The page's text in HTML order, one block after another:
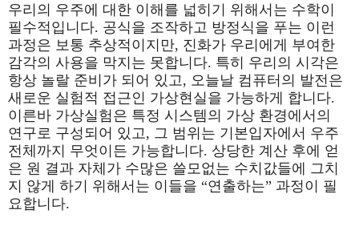
우리의 우주에 대한 이해를 넓히기 위해서는 수학이
필수적입니다. 공식을 조작하고 방정식을 푸는 이런
과정은 보통 추상적이지만, 진화가 우리에게 부여한
감각의 사용을 막지는 못합니다. 특히 우리의 시각은
항상 놀랄 준비가 되어 있고, 오늘날 컴퓨터의 발전은
새로운 실험적 접근인 가상현실을 가능하게 합니다.
이른바 가상실험은 특정 시스템의 가상 환경에서의
연구로 구성되어 있고, 그 범위는 기본입자에서 우주
전체까지 무엇이든 가능합니다. 상당한 계산 후에 얻
은 원 결과 자체가 수많은 쓸모없는 수치값들에 그치
지 않게 하기 위해서는 이들을 “연출하는” 과정이 필
요합니다.